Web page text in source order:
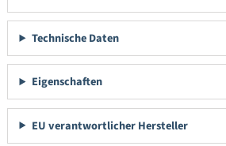
Technische Daten
Eigenschaften
EU verantwortlicher Hersteller